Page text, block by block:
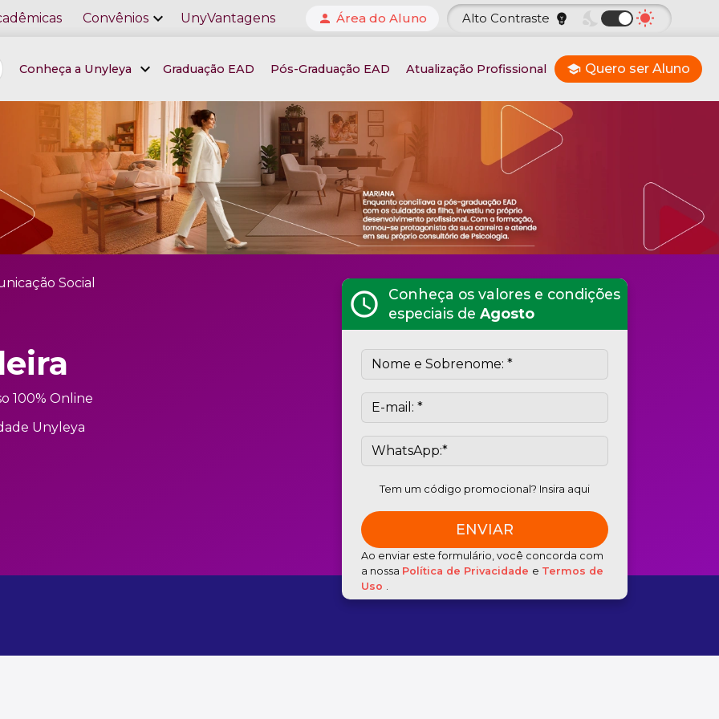
Convênios expand_more UnyVantagens person Área do Aluno Alto Contraste emoji_objects wb_sunny
Conheça a Unyleya expand_more Graduação EAD Pós-Graduação EAD Atualização Profissional school Quero ser Aluno
Social
100% Online
Unyleya
schedule
Conheça os valores e condições
especiais de Agosto
Tem um código promocional? Insira aqui
Ao enviar este formulário, você concorda com
a nossa Política de Privacidade e Termos de
Uso